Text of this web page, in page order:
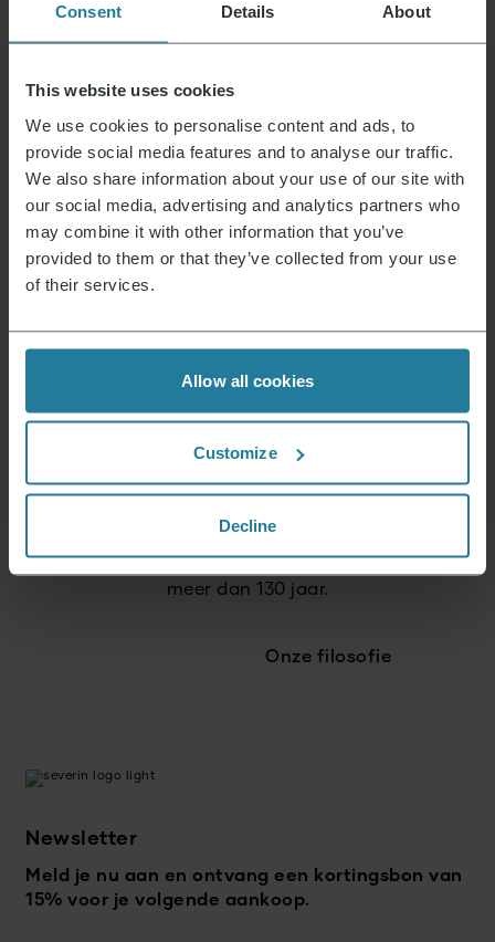
Consent Details About
This website uses cookies
We use cookies to personalise content and ads, to
provide social media features and to analyse our traffic.
We also share information about your use of our site with
our social media, advertising and analytics partners who
may combine it with other information that you’ve
provided to them or that they’ve collected from your use
of their services.
Allow all cookies
Customize
Decline
Premium voor iedereen.
maar een lifestyle
die betaalbaar is.
Wij combineren intuïtieve
techniek met Duitse
Wij zetten in op
en duurzame producten.
verantwoord
en toekomstgericht.
meer dan 130 jaar.
Onze filosofie
Newsletter
Meld je nu aan en ontvang een kortingsbon van
15% voor je volgende aankoop.